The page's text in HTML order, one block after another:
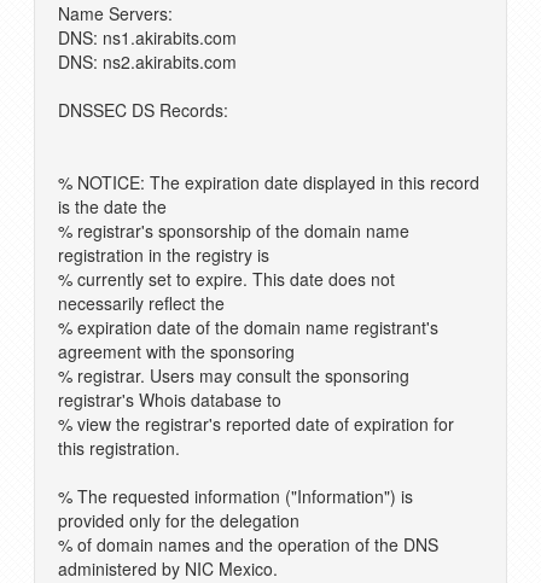
Name Servers:
DNS: ns1.akirabits.com
DNS: ns2.akirabits.com
DNSSEC DS Records:
% NOTICE: The expiration date displayed in this record
is the date the
% registrar's sponsorship of the domain name
registration in the registry is
% currently set to expire. This date does not
necessarily reflect the
% expiration date of the domain name registrant's
agreement with the sponsoring
% registrar. Users may consult the sponsoring
registrar's Whois database to
% view the registrar's reported date of expiration for
this registration.
% The requested information ("Information") is
provided only for the delegation
% of domain names and the operation of the DNS
administered by NIC Mexico.